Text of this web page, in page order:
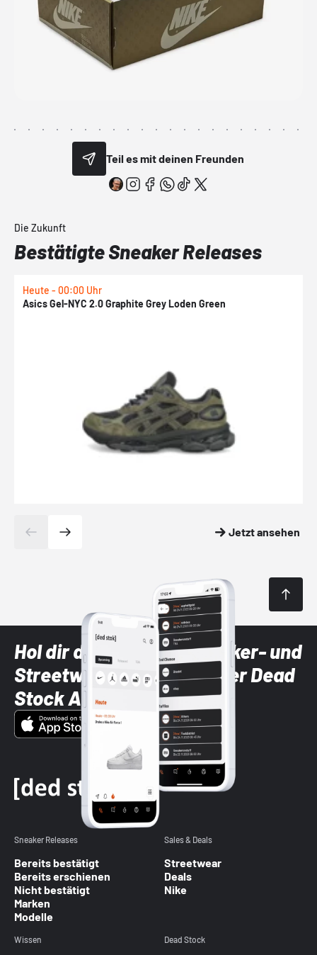
Teil es mit deinen Freunden
Die Zukunft
Bestätigte Sneaker Releases
Heute - 00:00 Uhr
Asics Gel-NYC 2.0 Graphite Grey Loden Green
Jetzt ansehen
Hol dir die neuesten Sneaker- und
Streetwear-Brands mit der Dead
Stock App
Sneaker Releases
Bereits bestätigt
Bereits erschienen
Nicht bestätigt
Marken
Modelle
Sales & Deals
Streetwear
Deals
Nike
Wissen Dead Stock